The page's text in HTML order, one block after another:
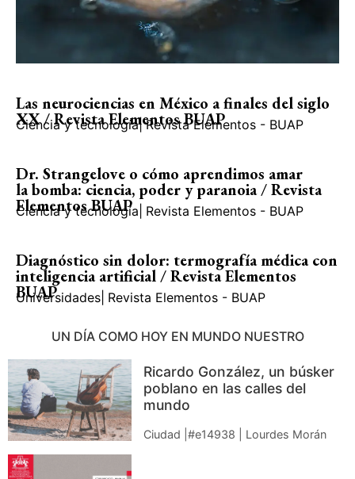
Las neurociencias en México a finales del siglo
XX / Revista Elementos BUAP
Ciencia y tecnología| Revista Elementos - BUAP
Dr. Strangelove o cómo aprendimos amar
la bomba: ciencia, poder y paranoia / Revista
Elementos BUAP
Ciencia y tecnología Revista Elementos - BUAP
Diagnóstico sin dolor: termografía médica con
inteligencia artificial / Revista Elementos
BUAP
Universidades Revista Elementos - BUAP
UN DÍA COMO HOY EN MUNDO NUESTRO
Ricardo González, un búsker
poblano en las calles del
mundo
Ciudad |#e14938 | Lourdes Morán